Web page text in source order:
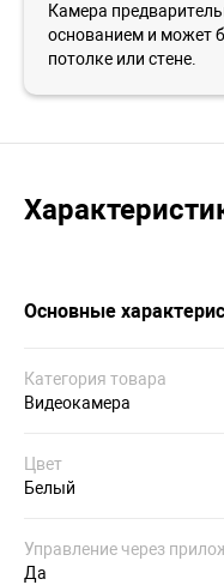
Камера
основанием и может
потолке или стене.
Основные
Категория товара
Видеокамера
Цвет
Белый
Управление через
Да